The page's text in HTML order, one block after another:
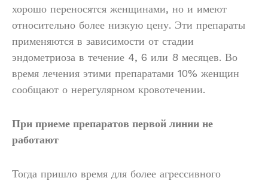
хорошо переносятся женщинами, но и имеют
относительно более низкую цену. Эти препараты
применяются в зависимости от стадии
эндометриоза в течение 4, 6 или 8 месяцев. Во
время лечения этими препаратами 10% женщин
сообщают о нерегулярном кровотечении.
При приеме препаратов первой линии не
работают
Тогда пришло время для более агрессивного